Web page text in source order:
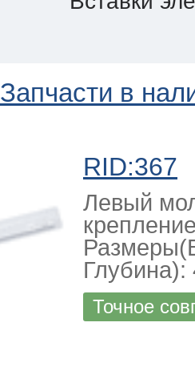
Запчасти в
RID:367
Левый
Глубина):
Точное